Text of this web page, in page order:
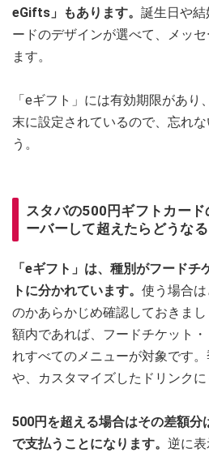
eGifts」もあります。 誕生日や
ードのデザインが選べて、メッ
ます。
「eギフト」には有効期限があり
末に設定されているので、忘れ
う。
スタバの500円ギフトカー
ーバーして超えたらどうなる
「eギフト」は、種別がフードチ
トに分かれています。 使う場合
のかあらかじめ確認しておきま
額内であれば、フードチケット
れすべてのメニューが対象です
や、カスタマイズしたドリンクに
500円を超える場合はその差額分
で支払うことになります。 逆に